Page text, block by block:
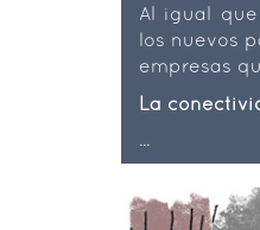
Al igual
los nuevos
empresas
La
...